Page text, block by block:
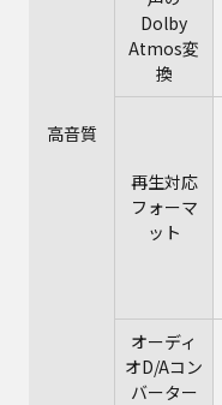
高音質
Dolby
Atmos変
換
再生対応
フォーマ
ット
オーディ
オD/Aコン
バーター